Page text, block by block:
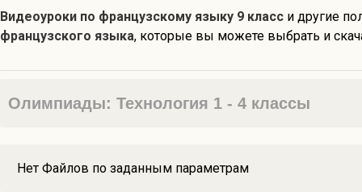
Видеоуроки по французскому языку 9 класс и другие
французского языка, которые вы можете выбрать и
Олимпиады: Технология 1 - 4 классы
Нет Файлов по заданным параметрам